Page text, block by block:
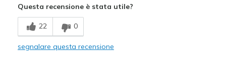
Attractive Design
Comfortable
Stylish
Questa recensione è stata utile?
22 0
segnalare questa recensione